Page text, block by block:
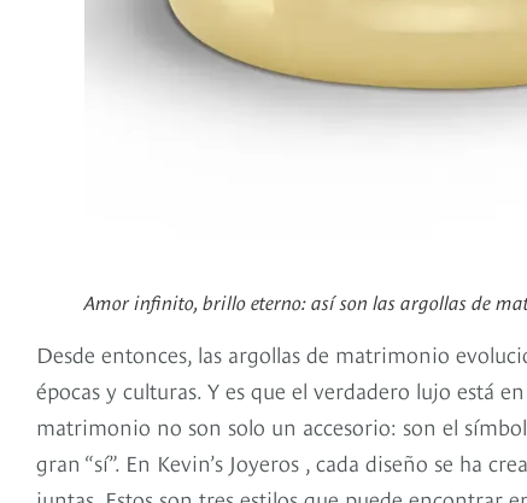
Amor infinito, brillo eterno: así son las argollas de
Desde entonces, las argollas de matrimonio
épocas y culturas. Y es que el verdadero lujo está
matrimonio no son solo un accesorio: son el
gran “sí”. En Kevin’s Joyeros , cada diseño se ha